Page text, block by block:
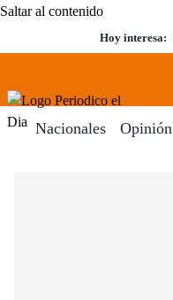
Saltar al contenido
Hoy interesa:
Menú
Nacionales Opinión